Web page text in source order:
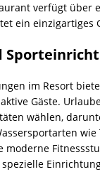
verfügt über
ein einzigartiges
im Resort
Gäste.
wählen,
moderne